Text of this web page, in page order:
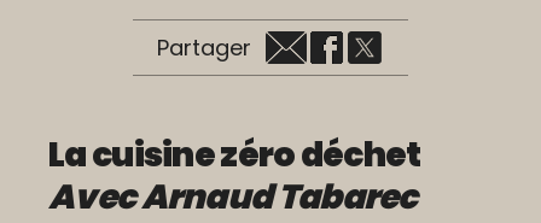
Partager
La cuisine zéro déchet
Avec Arnaud Tabarec